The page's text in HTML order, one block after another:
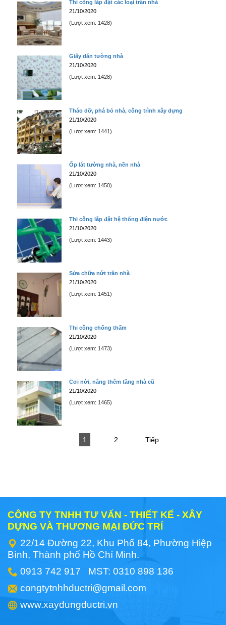
Thi công lắp đặt các loại trần nhà
21/10/2020
(Lượt xem: 1428)
Giấy dán tường nhà
21/10/2020
(Lượt xem: 1428)
Tháo dỡ, phá bỏ nhà, công trình xây dựng
21/10/2020
(Lượt xem: 1441)
Ốp lát tường nhà, nền nhà
21/10/2020
(Lượt xem: 1450)
Thi công lắp đặt hệ thống điện nước
21/10/2020
(Lượt xem: 1443)
Sửa chữa nứt trần nhà
21/10/2020
(Lượt xem: 1451)
Thi công chống thấm
21/10/2020
(Lượt xem: 1473)
Cơi nới, nâng thêm tầng nhà cũ
21/10/2020
(Lượt xem: 1465)
1 2 Tiếp
CÔNG TY TNHH TƯ VẤN - THIẾT KẾ - XÂY
DỰNG VÀ THƯƠNG MẠI ĐỨC TRÍ
22/14 Đường 22, Khu Phố 84, Phường Hiệp
Bình, Thành phố Hồ Chí Minh.
0913 742 917 MST: 0310 898 136
congtytnhhductri@gmail.com
www.xaydungductri.vn